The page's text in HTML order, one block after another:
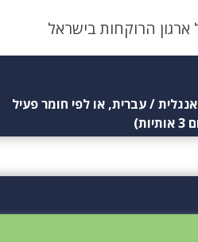
הרוקחות בישראל
/ עברית, או לפי חומר פעיל